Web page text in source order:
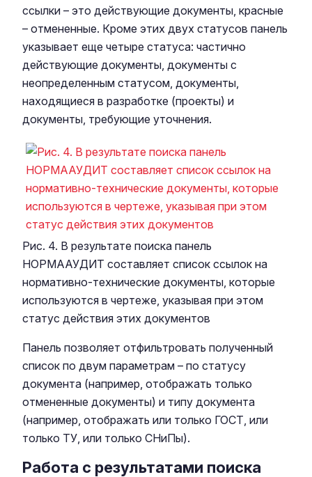
ссылки – это действующие документы, красные
– отмененные. Кроме этих двух статусов панель
указывает еще четыре статуса: частично
действующие документы, документы с
неопределенным статусом, документы,
находящиеся в разработке (проекты) и
документы, требующие уточнения.
Рис. 4. В результате поиска панель
НОРМААУДИТ составляет список ссылок на
нормативно-технические документы, которые
используются в чертеже, указывая при этом
статус действия этих документов
Панель позволяет отфильтровать полученный
список по двум параметрам – по статусу
документа (например, отображать только
отмененные документы) и типу документа
(например, отображать или только ГОСТ, или
только ТУ, или только СНиПы).
Работа с результатами поиска